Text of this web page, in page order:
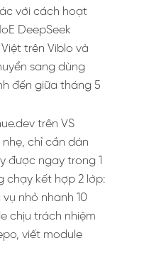
với cách hoạt
DeepSeek
trên Viblo và
sang dùng
đến giữa tháng 5
trên VS
chỉ cần dán
được ngay trong 1
chạy kết hợp 2 lớp:
nhỏ nhanh 10
chịu trách nhiệm
viết module